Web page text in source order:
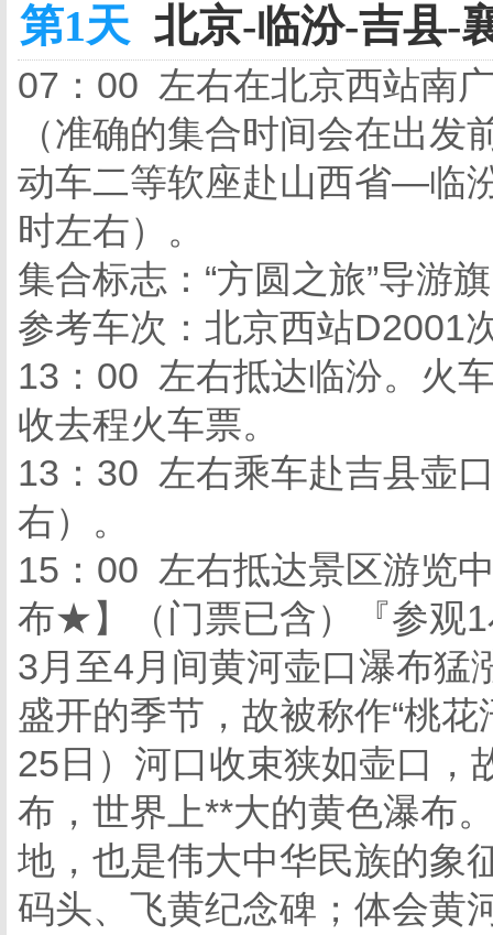
第1天 北京-临汾-吉县-
07：00 左右在北京西站南
（准确的集合时间会在出
动车二等软座赴山西省—临
时左右）。
集合标志：“方圆之旅”导游
参考车次：北京西站D2001
13：00 左右抵达临汾。火
收去程火车票。
13：30 左右乘车赴吉县壶
右）。
15：00 左右抵达景区游览
布★】（门票已含）『参观
3月至4月间黄河壶口瀑布猛
盛开的季节，故被称作“桃
25日）河口收束狭如壶口，
布，世界上**大的黄色瀑布
地，也是伟大中华民族的象
码头、飞黄纪念碑；体会黄